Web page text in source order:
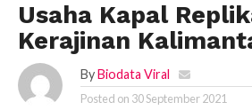
Usaha Kapal
Kerajinan
By Biodata Viral
Posted on 30 September 2021